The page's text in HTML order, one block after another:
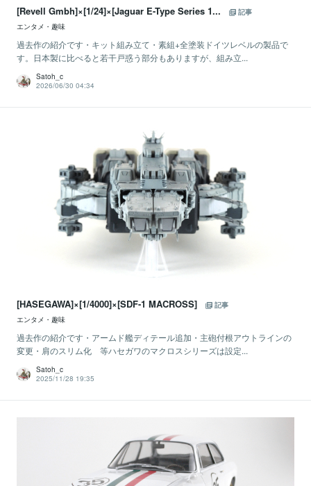
[Revell Gmbh]×[1/24]×[Jaguar E-Type Series 1...
記事
エンタメ・趣味
過去作の紹介です・キット組み立て・素組+全塗装ドイツレベルの製品で
す。日本製に比べると若干戸惑う部分もありますが、組み立...
Satoh_c
2026/06/30 04:34
[HASEGAWA]×[1/4000]×[SDF-1 MACROSS]
記事
エンタメ・趣味
過去作の紹介です・アームド艦ディテール追加・主砲付根アウトラインの
変更・肩のスリム化 等ハセガワのマクロスシリーズは設定...
Satoh_c
2025/11/28 19:35